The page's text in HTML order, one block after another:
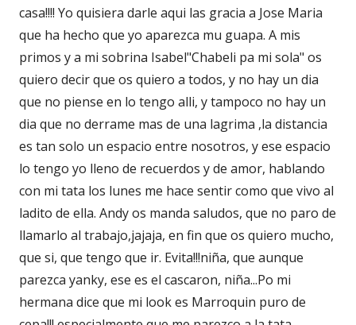
casa!!!! Yo quisiera darle aqui las gracia a Jose Maria
que ha hecho que yo aparezca mu guapa. A mis
primos y a mi sobrina Isabel"Chabeli pa mi sola" os
quiero decir que os quiero a todos, y no hay un dia
que no piense en lo tengo alli, y tampoco no hay un
dia que no derrame mas de una lagrima ,la distancia
es tan solo un espacio entre nosotros, y ese espacio
lo tengo yo lleno de recuerdos y de amor, hablando
con mi tata los lunes me hace sentir como que vivo al
ladito de ella. Andy os manda saludos, que no paro de
llamarlo al trabajo,jajaja, en fin que os quiero mucho,
que si, que tengo que ir. Evita!!!niña, que aunque
parezca yanky, ese es el cascaron, niña...Po mi
hermana dice que mi look es Marroquin puro de